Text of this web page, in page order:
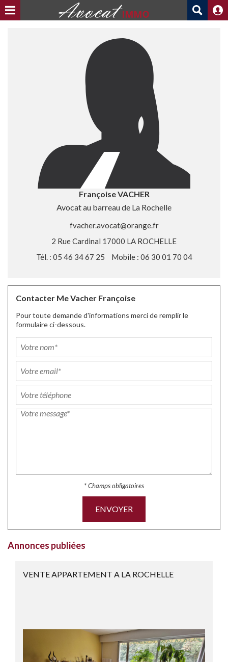
Françoise VACHER
Avocat au barreau de La Rochelle
fvacher.avocat@orange.fr
2 Rue Cardinal 17000 LA ROCHELLE
Tél. : 05 46 34 67 25
Mobile : 06 30 01 70 04
Contacter Me Vacher Françoise
Pour toute demande d'informations merci de remplir le
formulaire ci-dessous.
* Champs obligatoires
ENVOYER
Annonces publiées
VENTE APPARTEMENT A LA ROCHELLE